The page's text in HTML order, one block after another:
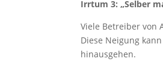
Irrtum 3: „Selber
Viele Betreiber von
Diese Neigung
hinausgehen.